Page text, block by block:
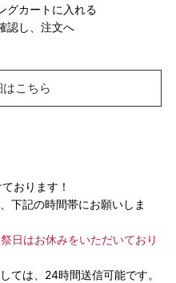
グカートに入れる
認し、注文へ
こちら
おります！
下記の時間帯にお願いしま
日はお休みをいただいており
ては、24時間送信可能です。